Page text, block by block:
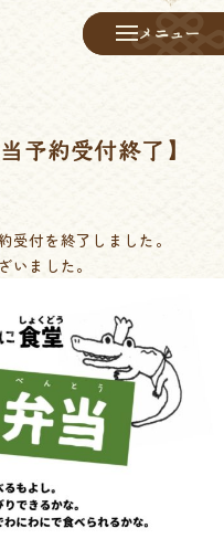
メニュー
メニュー
予約受付終了】
受付を終了しました。
いました。